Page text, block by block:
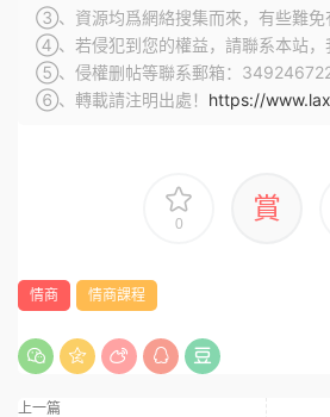
③、資源均爲網絡搜集而來，有些難免
④、若侵犯到您的權益，請聯系本站，
⑤、侵權删帖等聯系郵箱：
⑥、轉載請注明出處！ https://
0 賞
情商 情商課程
上一篇